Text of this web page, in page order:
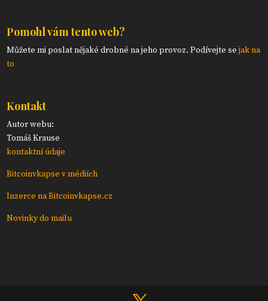
Pomohl vám tento web?
Můžete mi poslat nějaké drobné na jeho provoz. Podívejte sejak na
to
Kontakt
Autor webu:
Tomáš Krause
kontaktní údaje
Bitcoinvkapse v médiích
Inzerce na Bitcoinvkapse.cz
Novinky do mailu